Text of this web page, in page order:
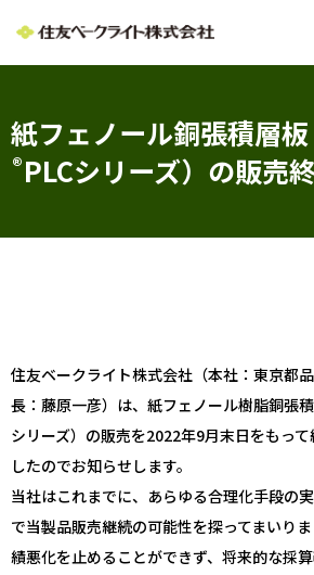
紙フェノール銅張積層
®PLCシリーズ）の販売
住友ベークライト株式会社（本社：東京都
長：藤原一彦）は、紙フェノール樹脂銅張
シリーズ）の販売を2022年9月末日をもっ
したのでお知らせします。
当社はこれまでに、あらゆる合理化手段の
で当製品販売継続の可能性を探ってまいり
績悪化を止めることができず、将来的な採